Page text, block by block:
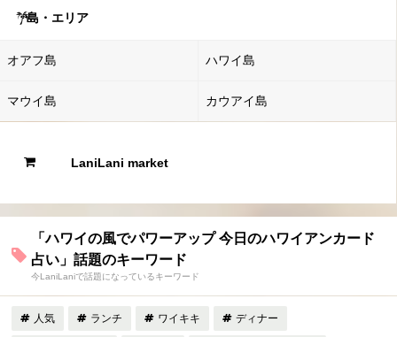
島・エリア
オアフ島 ハワイ島
マウイ島 カウアイ島
LaniLani market
「ハワイの風でパワーアップ 今日のハワイアンカード
占い」話題のキーワード
今LaniLaniで話題になっているキーワード
人気 ランチ ワイキキ ディナー